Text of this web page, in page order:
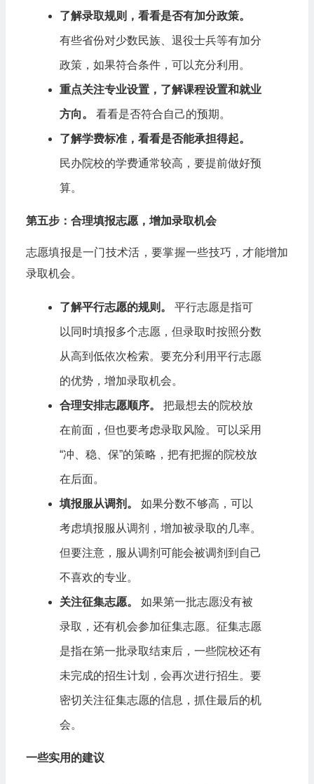
了解录取规则，看看是否有加分政策。
有些省份对少数民族、退役士兵等有加分
政策，如果符合条件，可以充分利用。
重点关注专业设置，了解课程设置和就业
方向。 看看是否符合自己的预期。
了解学费标准，看看是否能承担得起。
民办院校的学费通常较高，要提前做好预
算。
第五步：合理填报志愿，增加录取机会
志愿填报是一门技术活，要掌握一些技巧，才能增加
录取机会。
了解平行志愿的规则。 平行志愿是指可
以同时填报多个志愿，但录取时按照分数
从高到低依次检索。要充分利用平行志愿
的优势，增加录取机会。
合理安排志愿顺序。 把最想去的院校放
在前面，但也要考虑录取风险。可以采用
“冲、稳、保”的策略，把有把握的院校放
在后面。
填报服从调剂。 如果分数不够高，可以
考虑填报服从调剂，增加被录取的几率。
但要注意，服从调剂可能会被调剂到自己
不喜欢的专业。
关注征集志愿。 如果第一批志愿没有被
录取，还有机会参加征集志愿。征集志愿
是指在第一批录取结束后，一些院校还有
未完成的招生计划，会再次进行招生。要
密切关注征集志愿的信息，抓住最后的机
会。
一些实用的建议